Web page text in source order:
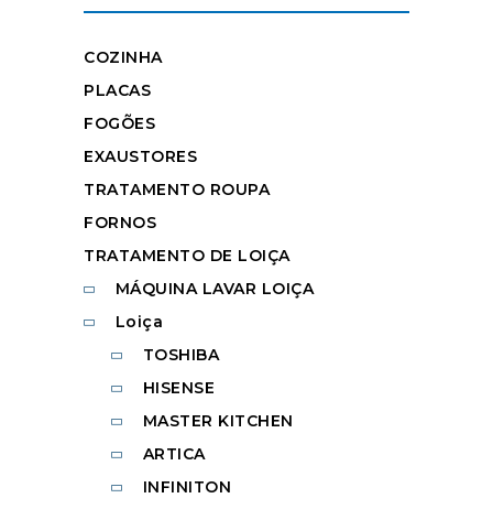
COZINHA
PLACAS
FOGÕES
EXAUSTORES
TRATAMENTO ROUPA
FORNOS
TRATAMENTO DE LOIÇA
MÁQUINA LAVAR LOIÇA
Loiça
TOSHIBA
HISENSE
MASTER KITCHEN
ARTICA
INFINITON